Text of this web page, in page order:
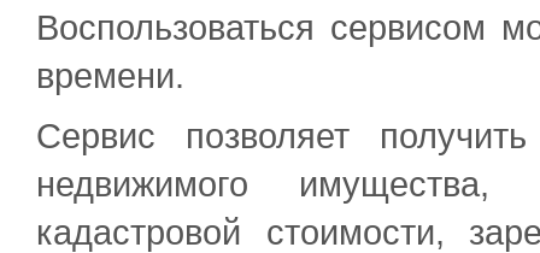
Воспользоваться сервисом
времени.
Сервис позволяет
недвижимого
кадастровой стоимости,